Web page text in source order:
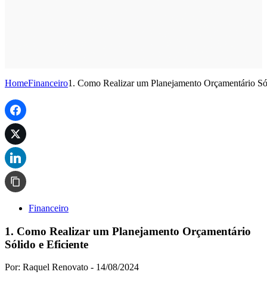
HomeFinanceiro1. Como Realizar um Planejamento Orçamentário
Financeiro
1. Como Realizar um Planejamento Orçamentário
Sólido e Eficiente
Por: Raquel Renovato - 14/08/2024